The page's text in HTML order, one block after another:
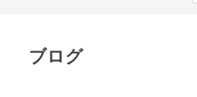
ブログ